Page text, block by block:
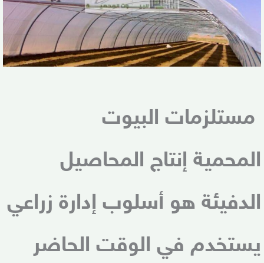
مستلزمات البيوت
المحميةإنتاج المحاصيل
الدفيئة هو أسلوب إدارة زراعي
يستخدم في الوقت الحاضر